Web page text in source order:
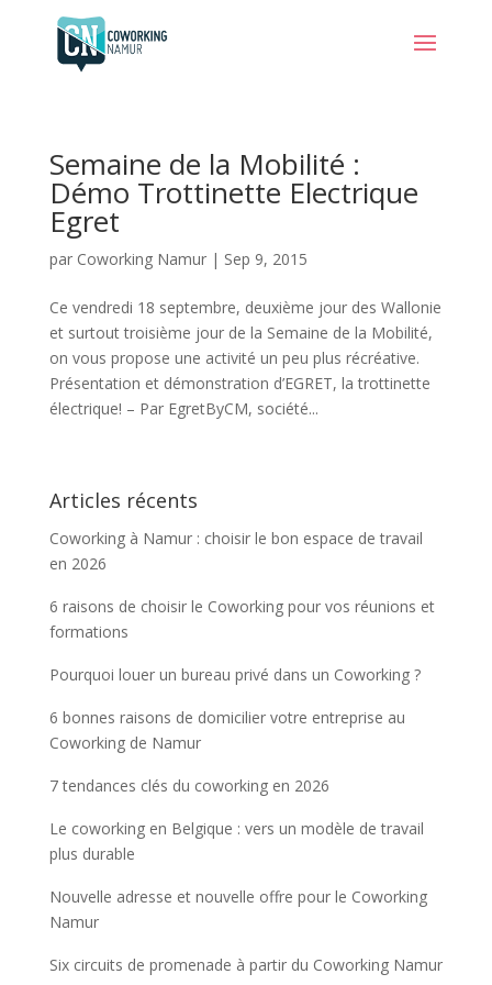
Semaine de la Mobilité :
Démo Trottinette Electrique
Egret
par Coworking Namur| Sep 9, 2015
Ce vendredi 18 septembre, deuxième jour des Wallonie
et surtout troisième jour de la Semaine de la Mobilité,
on vous propose une activité un peu plus récréative.
Présentation et démonstration d’EGRET, la trottinette
électrique! – Par EgretByCM, société...
Articles récents
Coworking à Namur : choisir le bon espace de travail
en 2026
6 raisons de choisir le Coworking pour vos réunions et
formations
Pourquoi louer un bureau privé dans un Coworking ?
6 bonnes raisons de domicilier votre entreprise au
Coworking de Namur
7 tendances clés du coworking en 2026
Le coworking en Belgique : vers un modèle de travail
plus durable
Nouvelle adresse et nouvelle offre pour le Coworking
Namur
Six circuits de promenade à partir du Coworking Namur